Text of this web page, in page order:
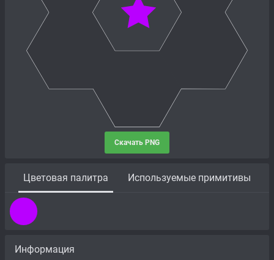
Скачать PNG
Цветовая палитра Используемые примитивы
Информация